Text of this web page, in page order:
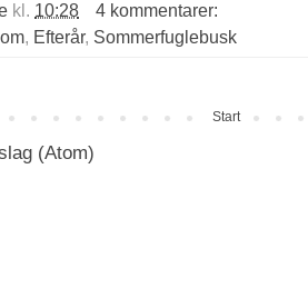
kl. 10:28
4 kommentarer:
, Efterår, Sommerfuglebusk
Start
(Atom)